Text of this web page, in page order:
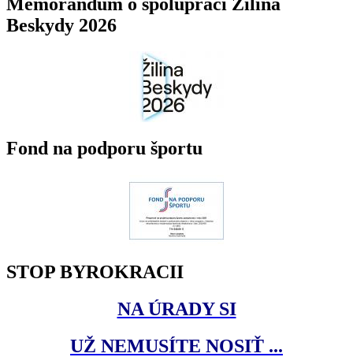
Beskydy 2026
Fond na podporu športu
STOP BYROKRACII
NA ÚRADY SI
UŽ NEMUSÍTE NOSIŤ ...